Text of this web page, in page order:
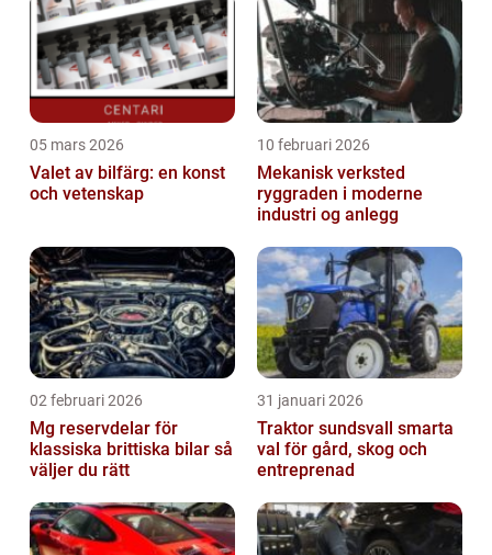
05 mars 2026
Valet av bilfärg: en konst
och vetenskap
10 februari 2026
Mekanisk verksted
ryggraden i moderne
industri og anlegg
02 februari 2026
Mg reservdelar för
klassiska brittiska bilar så
väljer du rätt
31 januari 2026
Traktor sundsvall smarta
val för gård, skog och
entreprenad